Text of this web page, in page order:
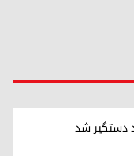
دستگیر شد